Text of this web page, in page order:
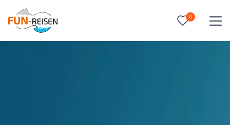
0
0Reise/n auf deiner Merkliste